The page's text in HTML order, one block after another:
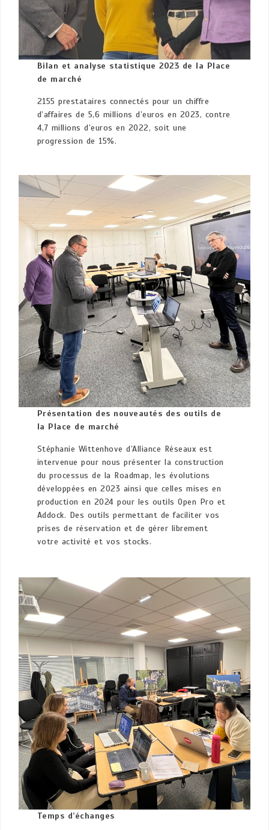
Bilan et analyse statistique 2023 de la Place
de marché
2155 prestataires connectés pour un chiffre
d’affaires de 5,6 millions d’euros en 2023, contre
4,7 millions d’euros en 2022, soit une
progression de 15%.
Présentation des nouveautés des outils de
la Place de marché
Stéphanie Wittenhove d’Alliance Réseaux est
intervenue pour nous présenter la construction
du processus de la Roadmap, les évolutions
développées en 2023 ainsi que celles mises en
production en 2024 pour les outils Open Pro et
Addock. Des outils permettant de faciliter vos
prises de réservation et de gérer librement
votre activité et vos stocks.
Temps d’échanges